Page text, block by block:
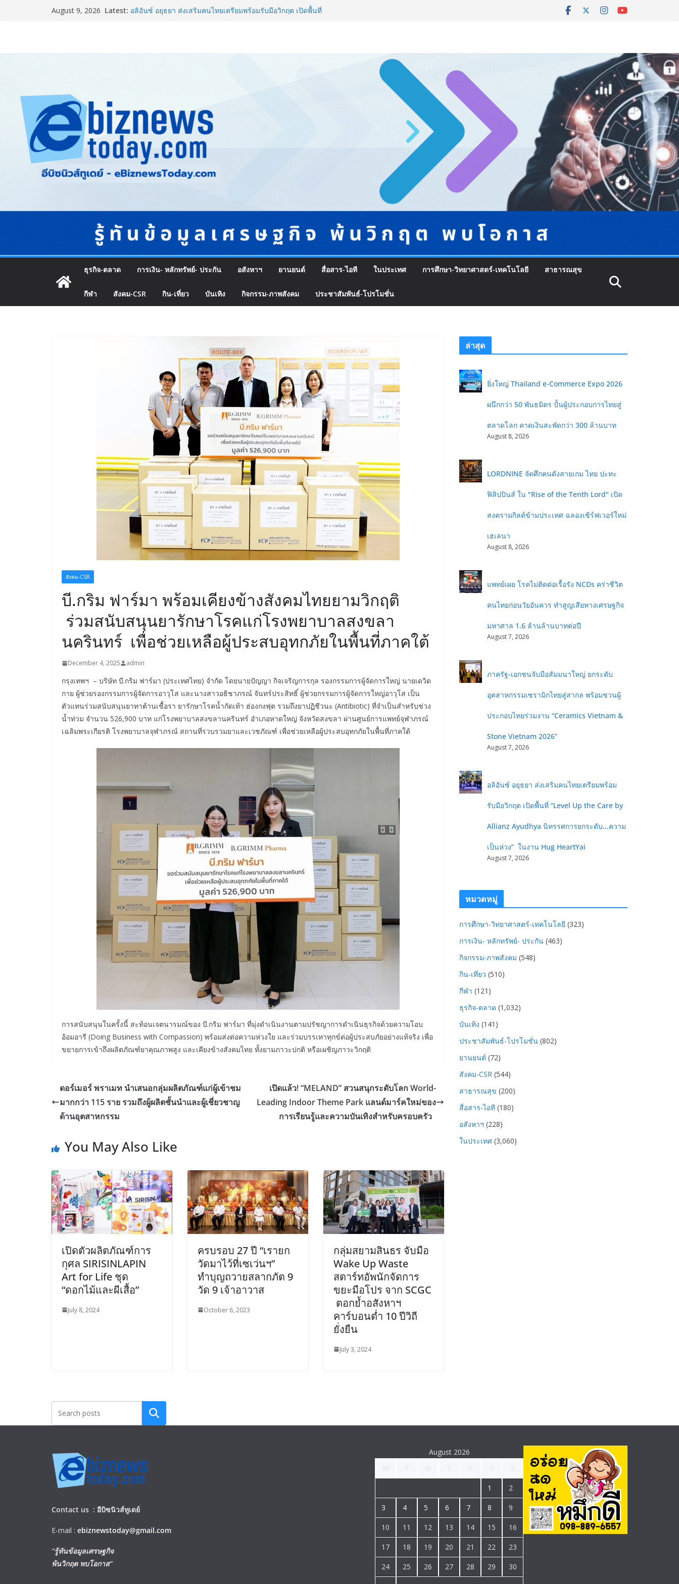
August 9, 2026 Latest: อลิอันซ์ อยุธยา ส่งเสริมคนไทยเตรียมพร้อมรับมือวิกฤต เปิดพื้นที่
ภาครัฐ-เอกชนจับมือสัมมนาใหญ่ ยกระดับอุตสาหกรรมเซรามิกไทย
สู่สากล พร้อมชวนผู้ประกอบไทยร่วมงาน “Ceramics Vietnam &
Stone Vietnam 2026”
ธุรกิจ-ตลาด การเงิน- หลักทรัพย์- ประกัน อสังหาฯ ยานยนต์ สื่อสาร-ไอที ในประเทศ การศึกษา-วิทยาศาสตร์-เทคโนโลยี สาธารณสุข
กีฬา สังคม-CSR กิน-เที่ยว บันเทิง กิจกรรม-ภาพสังคม ประชาสัมพันธ์-โปรโมชั่น
สังคม-CSR
บี.กริม ฟาร์มา พร้อมเคียงข้างสังคมไทยยามวิกฤติ
ร่วมสนับสนุนยารักษาโรคแก่โรงพยาบาลสงขลา
นครินทร์ เพื่อช่วยเหลือผู้ประสบอุทกภัยในพื้นที่ภาคใต้
December 4, 2025 admin
กรุงเทพฯ – บริษัท บี.กริม ฟาร์มา (ประเทศไทย) จำกัด โดยนายปัญญา กิจเจริญการกุล รองกรรมการผู้จัดการใหญ่ นายเดวิด
กาย ผู้ช่วยรองกรรมการผู้จัดการอาวุโส และนางสาวอธิชาภรณ์ จันทร์ประสิทธิ์ ผู้ช่วยกรรมการผู้จัดการใหญ่อาวุโส เป็น
ตัวแทนร่วมสนับสนุนยาทาต้านเชื้อรา ยารักษาโรคน้ำกัดเท้า ฮ่องกงฟุต รวมถึงยาปฏิชีวนะ (Antibiotic) ที่จำเป็นสำหรับช่วง
น้ำท่วม จำนวน 526,900 บาท แก่โรงพยาบาลสงขลานครินทร์ อำเภอหาดใหญ่ จังหวัดสงขลา ผ่านศูนย์การแพทย์จุฬาภรณ์
เฉลิมพระเกียรติ โรงพยาบาลจุฬาภรณ์ สถานที่รวบรวมยาและเวชภัณฑ์ เพื่อช่วยเหลือผู้ประสบอุทกภัยในพื้นที่ภาคใต้
การสนับสนุนในครั้งนี้ สะท้อนเจตนารมณ์ของ บี.กริม ฟาร์มา ที่มุ่งดำเนินงานตามปรัชญาการดำเนินธุรกิจด้วยความโอบ
อ้อมอารี (Doing Business with Compassion) พร้อมส่งต่อความห่วงใย และร่วมบรรเทาทุกข์ต่อผู้ประสบภัยอย่างแท้จริง เพื่อ
ขยายการเข้าถึงผลิตภัณฑ์ยาคุณภาพสูง และเคียงข้างสังคมไทย ทั้งยามภาวะปกติ หรือเผชิญภาวะวิกฤติ
ดอร์เมอร์ พราเมท นำเสนอกลุ่มผลิตภัณฑ์แก่ผู้เข้าชม
มากกว่า 115 ราย รวมถึงผู้ผลิตชั้นนำและผู้เชี่ยวชาญ
ด้านอุตสาหกรรม
เปิดแล้ว! “MELAND” สวนสนุกระดับโลก World-
Leading Indoor Theme Park แลนด์มาร์คใหม่ของ
การเรียนรู้และความบันเทิงสำหรับครอบครัว
You May Also Like
เปิดตัวผลิตภัณฑ์การ
กุศล SIRISINLAPIN
Art for Life ชุด
“ดอกไม้และผีเสื้อ”
July 8, 2024
ครบรอบ 27 ปี “เรายก
วัดมาไว้ที่เซเว่นฯ”
ทำบุญถวายสลากภัต 9
วัด 9 เจ้าอาวาส
October 6, 2023
กลุ่มสยามสินธร จับมือ
Wake Up Waste
สตาร์ทอัพนักจัดการ
ขยะมือโปร จาก SCGC
ตอกย้ำอสังหาฯ
คาร์บอนต่ำ 10 ปีวิถี
ยั่งยืน
July 3, 2024
ล่าสุด
ยิ่งใหญ่ Thailand e-Commerce Expo 2026
ผนึกกว่า 50 พันธมิตร ปั้นผู้ประกอบการไทยสู่
ตลาดโลก คาดเงินสะพัดกว่า 300 ล้านบาท
August 8, 2026
LORDNINE จัดศึกคนดังสายเกม ไทย ปะทะ
ฟิลิปปินส์ ใน "Rise of the Tenth Lord" เปิด
สงครามกิลด์ข้ามประเทศ ฉลองเซิร์ฟเวอร์ใหม่
เฮเลนา
August 8, 2026
แพทย์เผย โรคไม่ติดต่อเรื้อรัง NCDs คร่าชีวิต
คนไทยก่อนวัยอันควร ทำสูญเสียทางเศรษฐกิจ
มหาศาล 1.6 ล้านล้านบาทต่อปี
August 7, 2026
ภาครัฐ-เอกชนจับมือสัมมนาใหญ่ ยกระดับ
อุตสาหกรรมเซรามิกไทยสู่สากล พร้อมชวนผู้
ประกอบไทยร่วมงาน “Ceramics Vietnam &
Stone Vietnam 2026”
August 7, 2026
อลิอันซ์ อยุธยา ส่งเสริมคนไทยเตรียมพร้อม
รับมือวิกฤต เปิดพื้นที่ “Level Up the Care by
Allianz Ayudhya นิทรรศการยกระดับ...ความ
เป็นห่วง” ในงาน Hug HeartYai
August 7, 2026
หมวดหมู่
การศึกษา-วิทยาศาสตร์-เทคโนโลยี (323)
การเงิน- หลักทรัพย์- ประกัน (463)
กิจกรรม-ภาพสังคม (548)
กิน-เที่ยว (510)
กีฬา (121)
ธุรกิจ-ตลาด (1,032)
บันเทิง (141)
ประชาสัมพันธ์-โปรโมชั่น (802)
ยานยนต์ (72)
สังคม-CSR (544)
สาธารณสุข (200)
สื่อสาร-ไอที (180)
อสังหาฯ (228)
ในประเทศ (3,060)
Search
Contact us : อีบิซนิวส์ทูเดย์
E-mail : ebiznewstoday@gmail.com
“รู้ทันข้อมูลเศรษฐกิจ
พ้นวิกฤต พบโอกาส”
August 2026
1 2
3 4 5 6 7 8 9
10 11 12 13 14 15 16
17 18 19 20 21 22 23
24 25 26 27 28 29 30